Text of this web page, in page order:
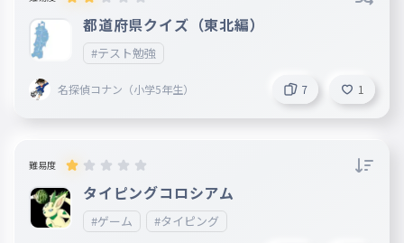
都道府県クイズ（東北編）
#テスト勉強
名探偵コナン（小学5年生） 7 1
難易度
タイピングコロシアム
#ゲーム #タイピング